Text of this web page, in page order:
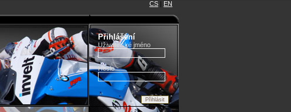
CS|EN
Přihlášení
Uživatelské jméno
Heslo